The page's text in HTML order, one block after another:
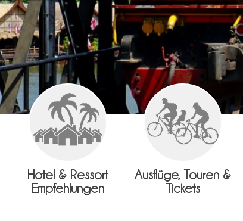
Hotel & Ressort
Empfehlungen
Ausflüge, Touren &
Tickets